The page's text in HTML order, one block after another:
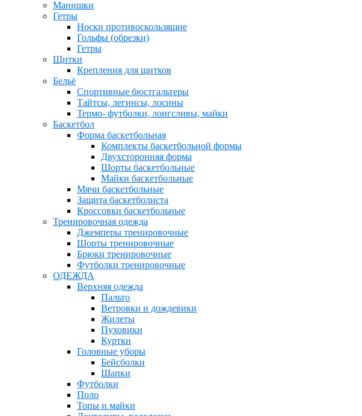
Манишки
Гетры
Носки противоскользящие
Гольфы (обрезки)
Гетры
Щитки
Крепления для щитков
Бельё
Спортивные бюстгальтеры
Тайтсы, легинсы, лосины
Термо- футболки, лонгсливы, майки
Баскетбол
Форма баскетбольная
Комплекты баскетбольной формы
Двухсторонняя форма
Шорты баскетбольные
Майки баскетбольные
Мячи баскетбольные
Защита баскетболиста
Кроссовки баскетбольные
Тренировочная одежда
Джемперы тренировочные
Шорты тренировочные
Брюки тренировочные
Футболки тренировочные
ОДЕЖДА
Верхняя одежда
Пальто
Ветровки и дождевики
Жилеты
Пуховики
Куртки
Головные уборы
Бейсболки
Шапки
Футболки
Поло
Топы и майки